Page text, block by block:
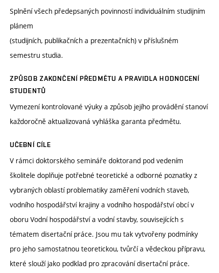
Splnění všech předepsaných povinností individuálním studijním
plánem
(studijních, publikačních a prezentačních) v příslušném
semestru studia.
ZPŮSOB ZAKONČENÍ PŘEDMĚTU A PRAVIDLA HODNOCENÍ
STUDENTŮ
Vymezení kontrolované výuky a způsob jejího provádění stanoví
každoročně aktualizovaná vyhláška garanta předmětu.
UČEBNÍ CÍLE
V rámci doktorského semináře doktorand pod vedením
školitele doplňuje potřebné teoretické a odborné poznatky z
vybraných oblastí problematiky zaměření vodních staveb,
vodního hospodářství krajiny a vodního hospodářství obcí v
oboru Vodní hospodářství a vodní stavby, souvisejících s
tématem disertační práce. Jsou mu tak vytvořeny podmínky
pro jeho samostatnou teoretickou, tvůrčí a vědeckou přípravu,
které slouží jako podklad pro zpracování disertační práce.